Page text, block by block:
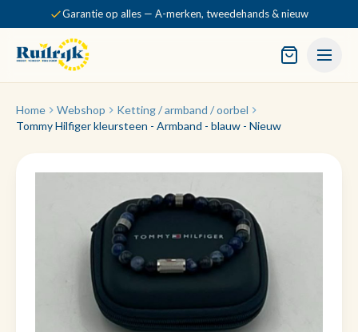
Garantie op alles — A-merken, tweedehands & nieuw
Home Webshop
Ketting / armband / oorbel
Tommy Hilfiger kleursteen - Armband - blauw - Nieuw